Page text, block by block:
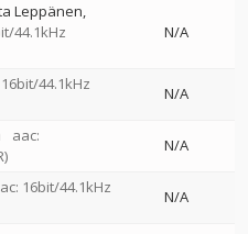
Leppänen
44.1kHz
N/A
44.1kHz
N/A
aac:
N/A
16bit/44.1kHz
N/A